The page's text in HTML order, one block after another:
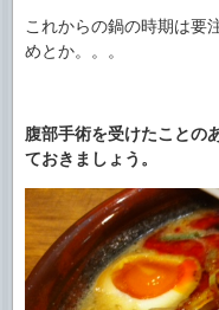
これからの鍋の時期は要
めとか。。。
腹部手術を受けたことの
ておきましょう。